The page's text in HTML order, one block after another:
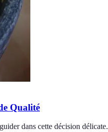
Qualité
dans cette décision délicate.